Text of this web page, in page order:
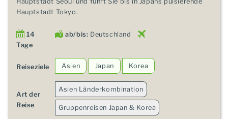
Hauptstadt Tokyo.
14
Tage
ab/bis: Deutschland
Reiseziele Asien Japan Korea
Art der
Reise
Asien Länderkombination
Gruppenreisen Japan & Korea